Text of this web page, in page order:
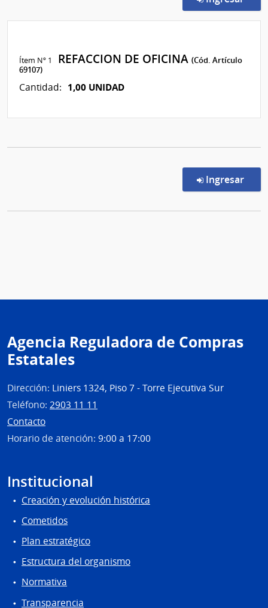
Ítem Nº 1 REFACCION DE OFICINA(Cód. Artículo
69107)
Cantidad: 1,00 UNIDAD
Ingresar
Agencia Reguladora de Compras
Estatales
Dirección: Liniers 1324, Piso 7 - Torre Ejecutiva Sur
Teléfono: 2903 11 11
Contacto
Horario de atención: 9:00 a 17:00
Institucional
Creación y evolución histórica
Cometidos
Plan estratégico
Estructura del organismo
Normativa
Transparencia